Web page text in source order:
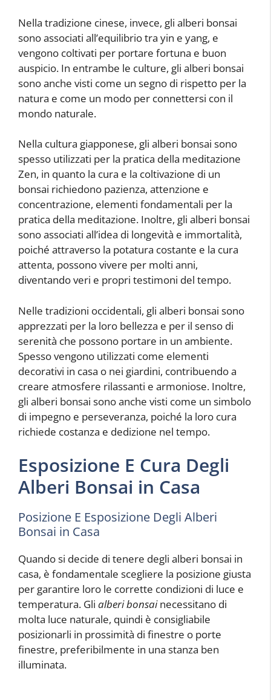
Nella tradizione cinese, invece, gli alberi bonsai
sono associati all’equilibrio tra yin e yang, e
vengono coltivati per portare fortuna e buon
auspicio. In entrambe le culture, gli alberi bonsai
sono anche visti come un segno di rispetto per la
natura e come un modo per connettersi con il
mondo naturale.
Nella cultura giapponese, gli alberi bonsai sono
spesso utilizzati per la pratica della meditazione
Zen, in quanto la cura e la coltivazione di un
bonsai richiedono pazienza, attenzione e
concentrazione, elementi fondamentali per la
pratica della meditazione. Inoltre, gli alberi bonsai
sono associati all’idea di longevità e immortalità,
poiché attraverso la potatura costante e la cura
attenta, possono vivere per molti anni,
diventando veri e propri testimoni del tempo.
Nelle tradizioni occidentali, gli alberi bonsai sono
apprezzati per la loro bellezza e per il senso di
serenità che possono portare in un ambiente.
Spesso vengono utilizzati come elementi
decorativi in casa o nei giardini, contribuendo a
creare atmosfere rilassanti e armoniose. Inoltre,
gli alberi bonsai sono anche visti come un simbolo
di impegno e perseveranza, poiché la loro cura
richiede costanza e dedizione nel tempo.
Esposizione E Cura Degli
Alberi Bonsai in Casa
Posizione E Esposizione Degli Alberi
Bonsai in Casa
Quando si decide di tenere degli alberi bonsai in
casa, è fondamentale scegliere la posizione giusta
per garantire loro le corrette condizioni di luce e
temperatura. Gli alberi bonsainecessitano di
molta luce naturale, quindi è consigliabile
posizionarli in prossimità di finestre o porte
finestre, preferibilmente in una stanza ben
illuminata.